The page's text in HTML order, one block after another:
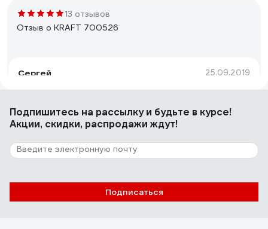
13 отзывов
Отзыв о KRAFT 700526
Сергей 25.09.2019
Метал нормальный. Пока не сломался. Грани живые. А
2 отзыва
Отзыв о IZELTAS 0100011719
Иван Иванович 30.07.2020
Подпишитесь на рассылкуи будьте в курсе!
Акции, скидки, распродажи ждут!
Подписаться